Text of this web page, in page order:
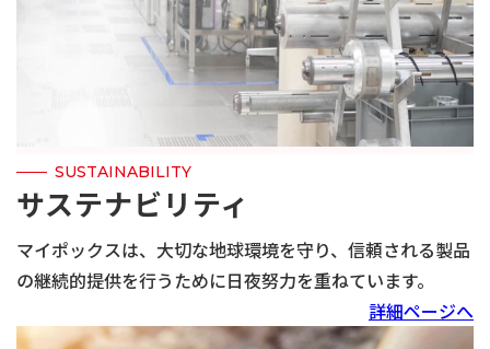
SUSTAINABILITY
サステナビリティ
マイポックスは、大切な地球環境を守り、信頼される製品
の継続的提供を行うために日夜努力を重ねています。
詳細ページへ